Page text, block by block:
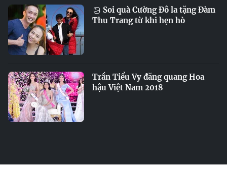
Soi quà Cường Đô la tặng Đàm
Thu Trang từ khi hẹn hò
Trần Tiểu Vy đăng quang Hoa
hậu Việt Nam 2018